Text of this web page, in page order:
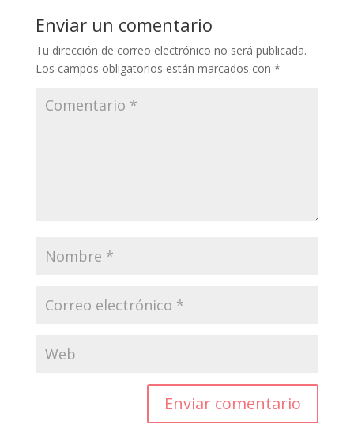
Enviar un comentario
Tu dirección de correo electrónico no será publicada.
Los campos obligatorios están marcados con *
Enviar comentario